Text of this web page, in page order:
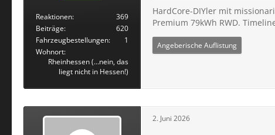
Reaktionen
369
Beiträge
620
Fahrzeugbestellungen
1
Wohnort
Rheinhessen (...nein, das
liegt nicht in Hessen!)
HardCore-DIYler mit
Premium 79kWh RWD.
Angeberische Auflistung
2. Juni 2026